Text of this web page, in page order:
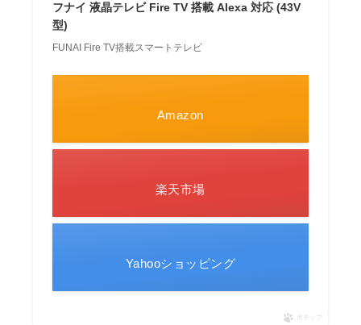
フナイ 液晶テレビ Fire TV 搭載 Alexa 対応 (43V
型)
FUNAI Fire TV搭載スマートテレビ
Amazon
楽天市場
Yahooショッピング
ポチップ